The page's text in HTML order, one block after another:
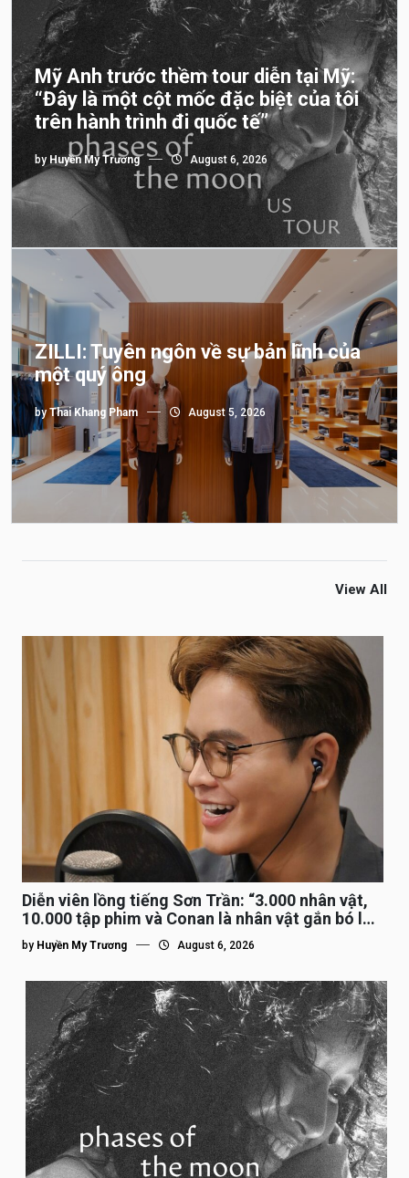
Mỹ Anh trước thềm tour diễn tại Mỹ:
“Đây là một cột mốc đặc biệt của tôi
trên hành trình đi quốc tế”
by Huyền My Trương August 6, 2026
ZILLI: Tuyên ngôn về sự bản lĩnh của
một quý ông
by Thai Khang Pham August 5, 2026
View All
Diễn viên lồng tiếng Sơn Trần: “3.000 nhân vật,
10.000 tập phim và Conan là nhân vật gắn bó lâu
nhất”
by Huyền My Trương August 6, 2026